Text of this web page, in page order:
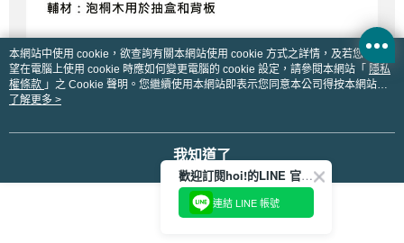
本網站中使用 cookie，欲查詢有關本網站使用 cookie 方式之詳情，及若您不希
望在電腦上使用 cookie 時應如何變更電腦的 cookie 設定，請參閱本網站「 隱私
權條款 」之 Cookie 聲明。您繼續使用本網站即表示您同意本公司得按本網站使
用條款之 Cookie 聲明使用 cookie。
了解更多 >
我知道了
歡迎訂閱hoi!的LINE 官方帳號
連結 LINE 帳號